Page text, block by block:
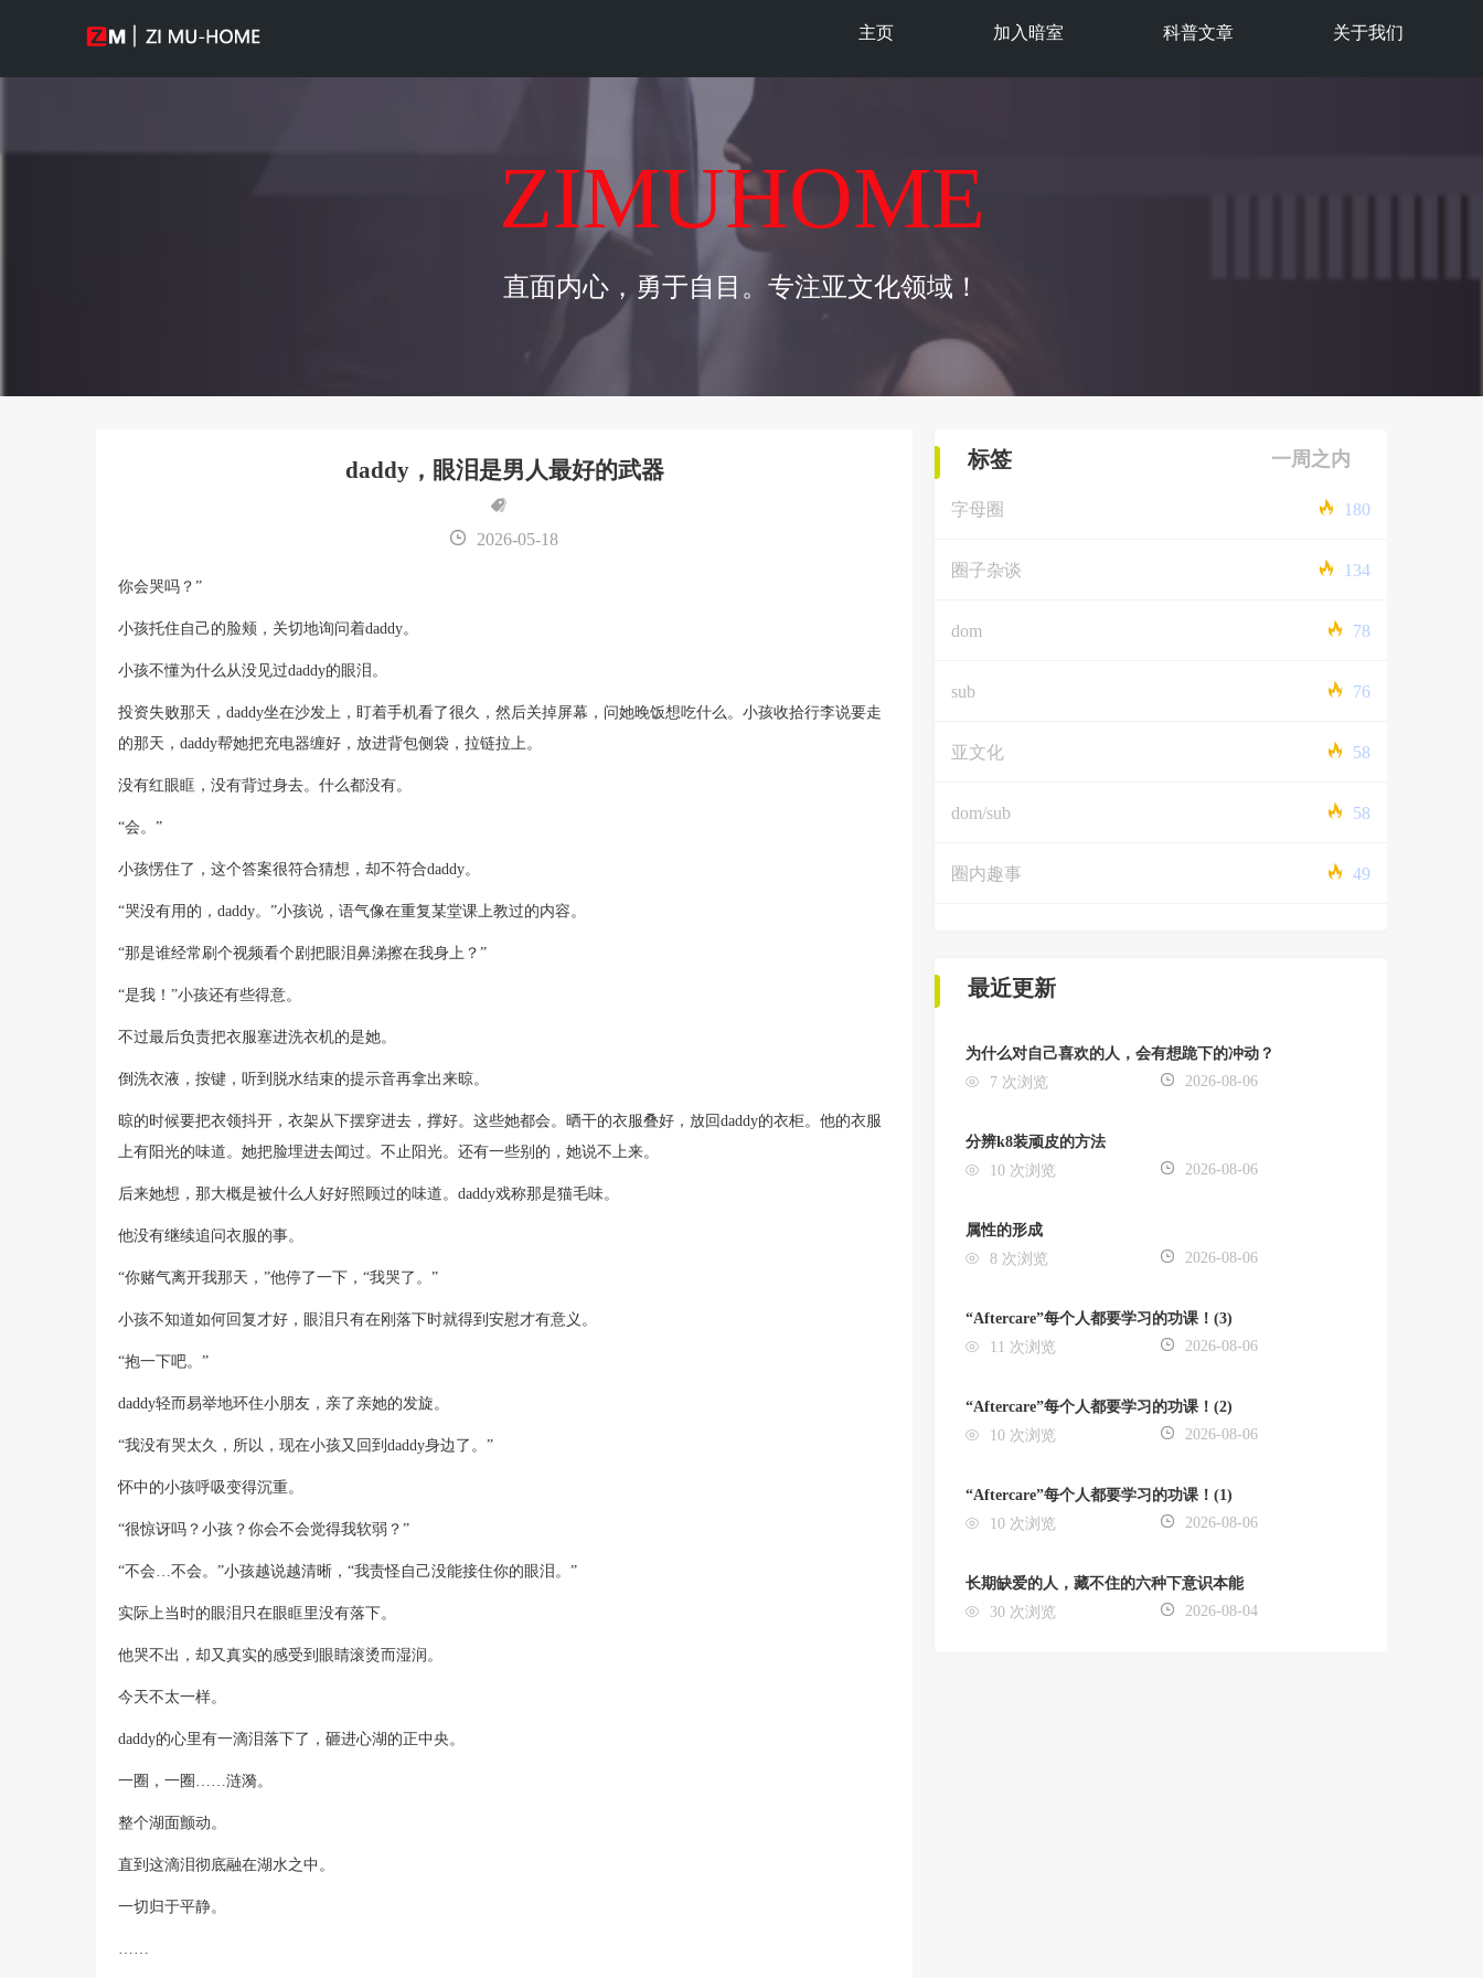
主页 加入暗室 科普文章 关于我们
ZIMUHOME
直面内心，勇于自目。专注亚文化领域！
daddy，眼泪是男人最好的武器
2026-05-18
你会哭吗？”
小孩托住自己的脸颊，关切地询问着daddy。
小孩不懂为什么从没见过daddy的眼泪。
投资失败那天，daddy坐在沙发上，盯着手机看了很久，然后关掉屏幕，问她晚饭想吃什么。小孩收拾行李说要走
的那天，daddy帮她把充电器缠好，放进背包侧袋，拉链拉上。
没有红眼眶，没有背过身去。什么都没有。
“会。”
小孩愣住了，这个答案很符合猜想，却不符合daddy。
“哭没有用的，daddy。”小孩说，语气像在重复某堂课上教过的内容。
“那是谁经常刷个视频看个剧把眼泪鼻涕擦在我身上？”
“是我！”小孩还有些得意。
不过最后负责把衣服塞进洗衣机的是她。
倒洗衣液，按键，听到脱水结束的提示音再拿出来晾。
晾的时候要把衣领抖开，衣架从下摆穿进去，撑好。这些她都会。晒干的衣服叠好，放回daddy的衣柜。他的衣服
上有阳光的味道。她把脸埋进去闻过。不止阳光。还有一些别的，她说不上来。
后来她想，那大概是被什么人好好照顾过的味道。daddy戏称那是猫毛味。
他没有继续追问衣服的事。
“你赌气离开我那天，”他停了一下，“我哭了。”
小孩不知道如何回复才好，眼泪只有在刚落下时就得到安慰才有意义。
“抱一下吧。”
daddy轻而易举地环住小朋友，亲了亲她的发旋。
“我没有哭太久，所以，现在小孩又回到daddy身边了。”
怀中的小孩呼吸变得沉重。
“很惊讶吗？小孩？你会不会觉得我软弱？”
“不会…不会。”小孩越说越清晰，“我责怪自己没能接住你的眼泪。”
实际上当时的眼泪只在眼眶里没有落下。
他哭不出，却又真实的感受到眼睛滚烫而湿润。
今天不太一样。
daddy的心里有一滴泪落下了，砸进心湖的正中央。
一圈，一圈……涟漪。
整个湖面颤动。
直到这滴泪彻底融在湖水之中。
一切归于平静。
标签 一周之内
字母圈 180
圈子杂谈 134
dom 78
sub 76
亚文化 58
dom/sub 58
圈内趣事 49
最近更新
为什么对自己喜欢的人，会有想跪下的冲动？
7 次浏览
2026-08-06
分辨k8装顽皮的方法
10 次浏览
2026-08-06
属性的形成
8 次浏览
2026-08-06
“Aftercare”每个人都要学习的功课！(3)
11 次浏览
2026-08-06
“Aftercare”每个人都要学习的功课！(2)
10 次浏览
2026-08-06
“Aftercare”每个人都要学习的功课！(1)
10 次浏览
2026-08-06
长期缺爱的人，藏不住的六种下意识本能
30 次浏览
2026-08-04